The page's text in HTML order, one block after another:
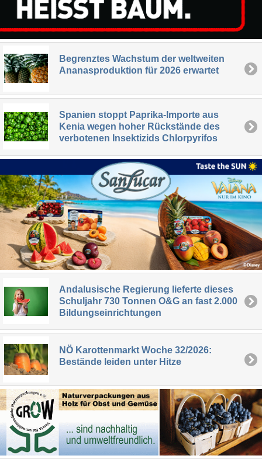
Begrenztes Wachstum der weltweiten
Ananasproduktion für 2026 erwartet
Spanien stoppt Paprika-Importe aus
Kenia wegen hoher Rückstände des
verbotenen Insektizids Chlorpyrifos
Andalusische Regierung lieferte dieses
Schuljahr 730 Tonnen O&G an fast 2.000
Bildungseinrichtungen
NÖ Karottenmarkt Woche 32/2026:
Bestände leiden unter Hitze